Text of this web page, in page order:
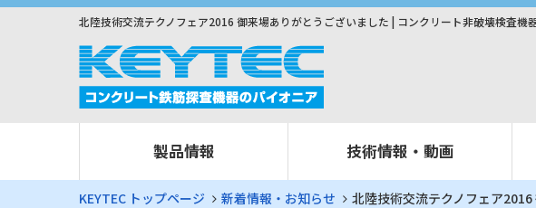
北陸技術交流テクノフェア2016 御来場ありがとうございました | コンクリート非破壊検査機
製品情報 技術情報・動画
KEYTEC トップページ 新着情報・お知らせ 北陸技術交流テクノフェア